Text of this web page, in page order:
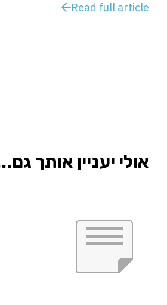
Read full article
אולי יעניין אותך